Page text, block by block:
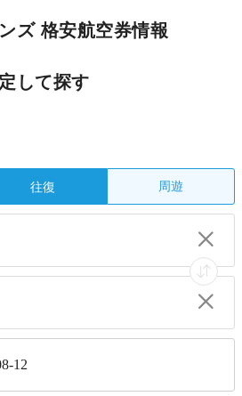
ズ 格安航空券情報
して探す
往復 周遊
12